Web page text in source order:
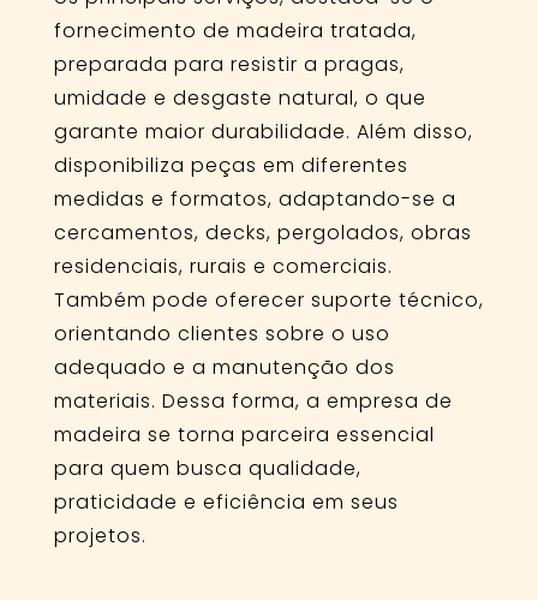
fornecimento de madeira tratada,
preparada para resistir a pragas,
umidade e desgaste natural, o que
garante maior durabilidade. Além disso,
disponibiliza peças em diferentes
medidas e formatos, adaptando-se a
cercamentos, decks, pergolados, obras
residenciais, rurais e comerciais.
Também pode oferecer suporte técnico,
orientando clientes sobre o uso
adequado e a manutenção dos
materiais. Dessa forma, a empresa de
madeira se torna parceira essencial
para quem busca qualidade,
praticidade e eficiência em seus
projetos.